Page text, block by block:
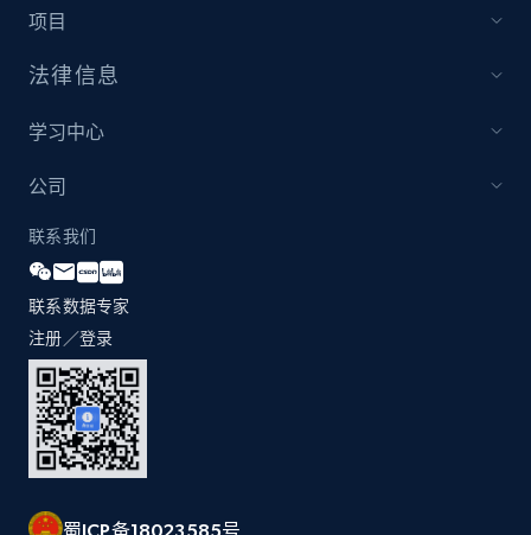
URL, Domain, Country code, Model number,
and more.
2.1K+
Home Depot US - Gather data on products
using specified keywords
URL, Domain, Country code, Model number,
Sku, Product id, Product name, Manufacturer,
项目
法律信息
学习中心
公司
联系我们
联系数据专家
注册／登录
蜀ICP备18023585号